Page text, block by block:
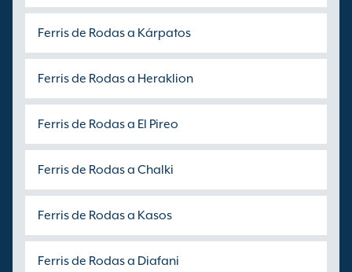
Ferris de Rodas a Kárpatos
Ferris de Rodas a Heraklion
Ferris de Rodas a El Pireo
Ferris de Rodas a Chalki
Ferris de Rodas a Kasos
Ferris de Rodas a Diafani